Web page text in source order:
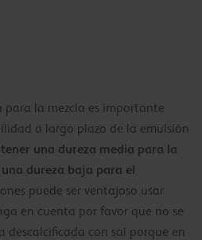
la mezcla es importante
a largo plazo de la emulsión
una dureza media para la
dureza baja para el
puede ser ventajoso usar
en cuenta por favor que no se
descalcificada con sal porque en